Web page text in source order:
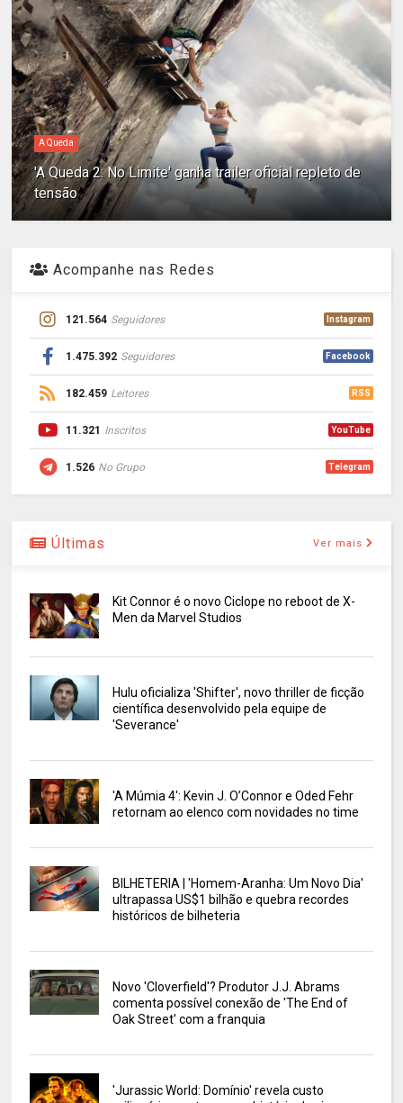
A Queda
'A Queda 2: No Limite' ganha trailer oficial repleto de
tensão
Acompanhe nas Redes
121.564 Seguidores Instagram
1.475.392 Seguidores Facebook
182.459 Leitores RSS
11.321 Inscritos YouTube
1.526 No Grupo Telegram
Últimas Ver mais
Kit Connor é o novo Ciclope no reboot de X-
Men da Marvel Studios
Hulu oficializa 'Shifter', novo thriller de ficção
científica desenvolvido pela equipe de
'Severance'
'A Múmia 4': Kevin J. O’Connor e Oded Fehr
retornam ao elenco com novidades no time
BILHETERIA | 'Homem-Aranha: Um Novo Dia'
ultrapassa US$1 bilhão e quebra recordes
históricos de bilheteria
Novo 'Cloverfield'? Produtor J.J. Abrams
comenta possível conexão de 'The End of
Oak Street' com a franquia
'Jurassic World: Domínio' revela custo